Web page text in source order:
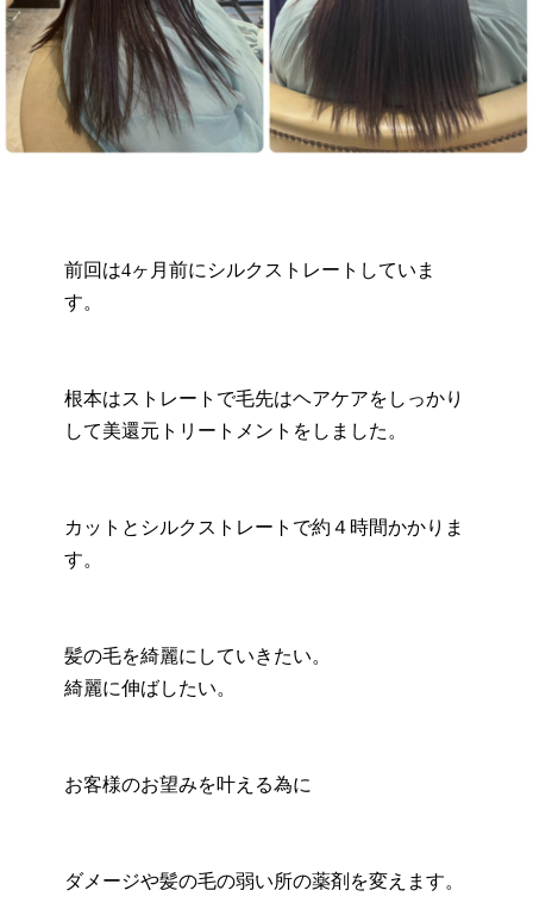
前回は4ヶ月前にシルクストレートしていま
す。
根本はストレートで毛先はヘアケアをしっかり
して美還元トリートメントをしました。
カットとシルクストレートで約４時間かかりま
す。
髪の毛を綺麗にしていきたい。
綺麗に伸ばしたい。
お客様のお望みを叶える為に
ダメージや髪の毛の弱い所の薬剤を変えます。